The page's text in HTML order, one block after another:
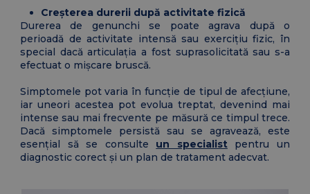
Creșterea durerii după activitate fizică
Durerea de genunchi se poate agrava după o
perioadă de activitate intensă sau exercițiu fizic, în
special dacă articulația a fost suprasolicitată sau s-a
efectuat o mișcare bruscă.
Simptomele pot varia în funcție de tipul de afecțiune,
iar uneori acestea pot evolua treptat, devenind mai
intense sau mai frecvente pe măsură ce timpul trece.
Dacă simptomele persistă sau se agravează, este
esențial să se consulte un specialistpentru un
diagnostic corect și un plan de tratament adecvat.